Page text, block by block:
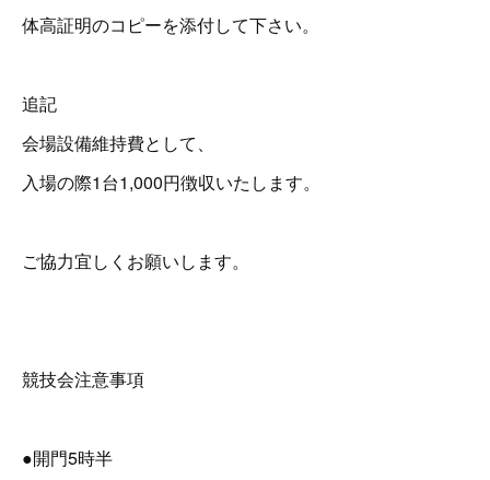
体高証明のコピーを添付して下さい。
追記
会場設備維持費として、
入場の際1台1,000円徴収いたします。
ご協力宜しくお願いします。
競技会注意事項
●開門5時半